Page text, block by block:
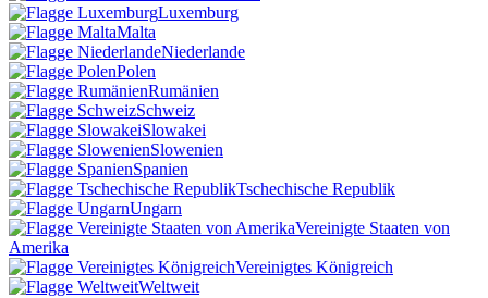
Luxemburg
Malta
Niederlande
Polen
Rumänien
Schweiz
Slowakei
Slowenien
Spanien
Tschechische Republik
Ungarn
Vereinigte Staaten von
Amerika
Vereinigtes Königreich
Weltweit